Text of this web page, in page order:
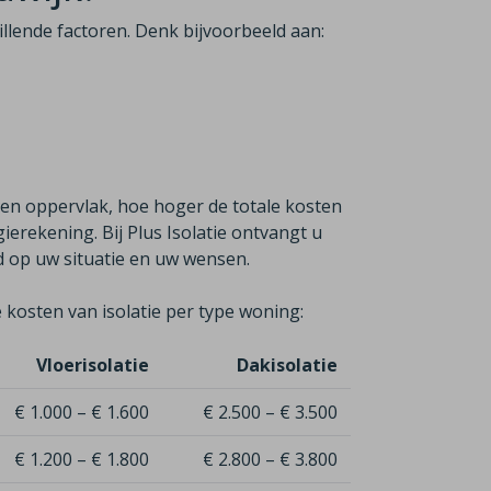
factoren. Denk bijvoorbeeld aan:
oppervlak, hoe hoger de totale kosten
Bij Plus Isolatie ontvangt u
op uw situatie en uw wensen.
van isolatie per type woning:
Vloerisolatie
Dakisolatie
€ 1.000 – € 1.600
€ 2.500 – € 3.500
€ 1.200 – € 1.800
€ 2.800 – € 3.800